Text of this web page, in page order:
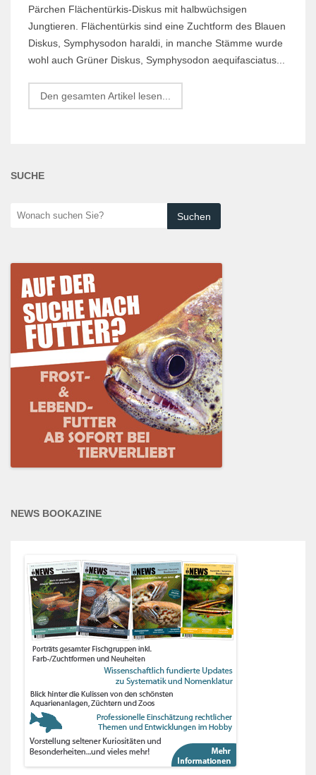
Pärchen Flächentürkis-Diskus mit halbwüchsigen
Jungtieren. Flächentürkis sind eine Zuchtform des Blauen
Diskus, Symphysodon haraldi, in manche Stämme wurde
wohl auch Grüner Diskus, Symphysodon aequifasciatus...
Den gesamten Artikel lesen...
SUCHE
Wonach
NEWS BOOKAZINE